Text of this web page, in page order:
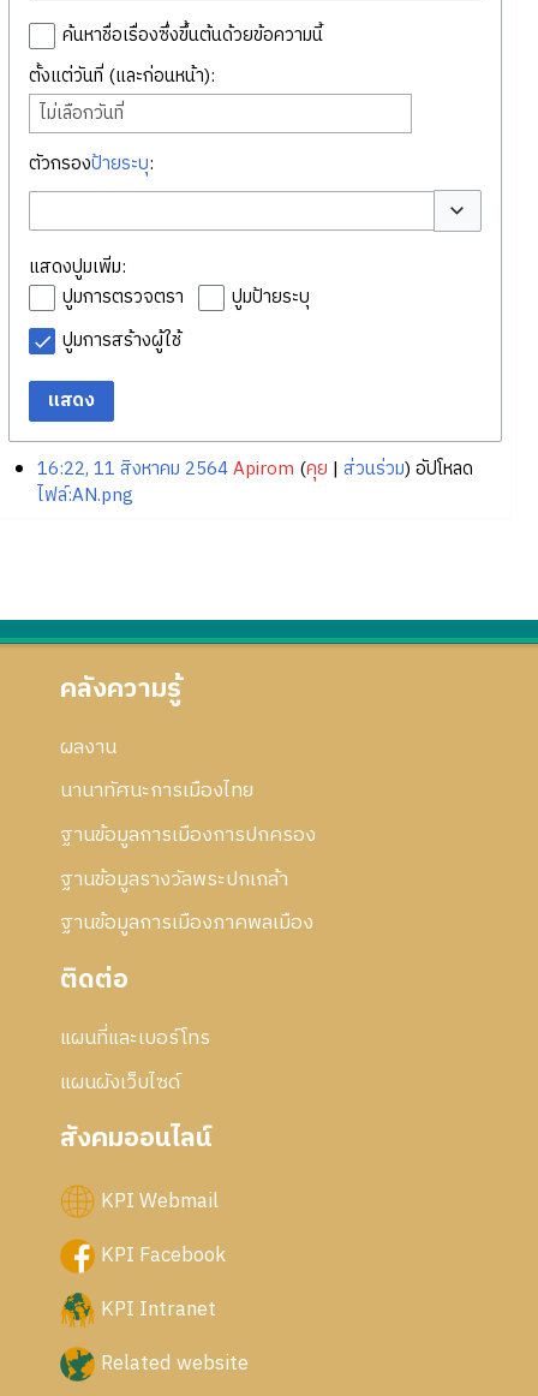
ค้นหาชื่อเรื่องซึ่งขึ้นต้นด้วยข้อความนี้
ตั้งแต่วันที่ (และก่อนหน้า):
ไม่เลือกวันที่
ตัวกรองป้ายระบุ:
สลับตัวเลือก
แสดงปูมเพิ่ม:
ปูมการตรวจตรา
ปูมป้ายระบุ
ปูมการสร้างผู้ใช้
แสดง
16:22, 11 สิงหาคม 2564Apirom คุย ส่วนร่วม อัปโหลด
ไฟล์:AN.png
คลังความรู้
ผลงาน
นานาทัศนะการเมืองไทย
ฐานข้อมูลการเมืองการปกครอง
ฐานข้อมูลรางวัลพระปกเกล้า
ฐานข้อมูลการเมืองภาคพลเมือง
ติดต่อ
แผนที่และเบอร์โทร
แผนผังเว็บไซด์
สังคมออนไลน์
KPI Webmail
KPI Facebook
KPI Intranet
Related website